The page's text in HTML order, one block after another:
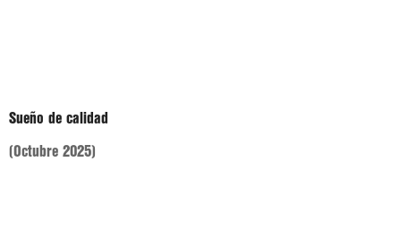
Sueño de calidad
(Octubre 2025)